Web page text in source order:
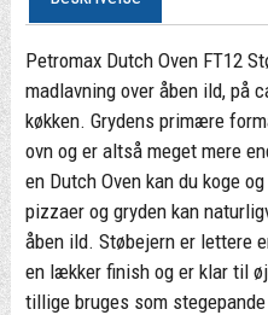
Petromax Dutch Oven FT12
madlavning over åben ild, på
køkken. Grydens primære
ovn og er altså meget mere
en Dutch Oven kan du koge
pizzaer og gryden kan
åben ild. Støbejern er lettere
en lækker finish og er klar til
tillige bruges som